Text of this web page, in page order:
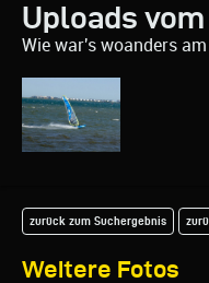
Uploads
Wie war's woanders
Weitere Fotos
zurück zum Suchergebnis